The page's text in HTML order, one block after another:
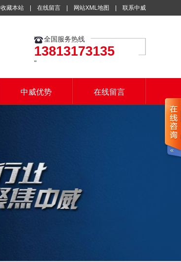
收藏本站 在线留言 网站XML地图 联系中威
全国服务热线
13813173135
中威优势 在线留言